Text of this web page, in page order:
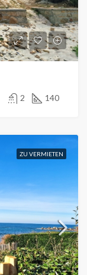
2 140
ZU VERMIETEN